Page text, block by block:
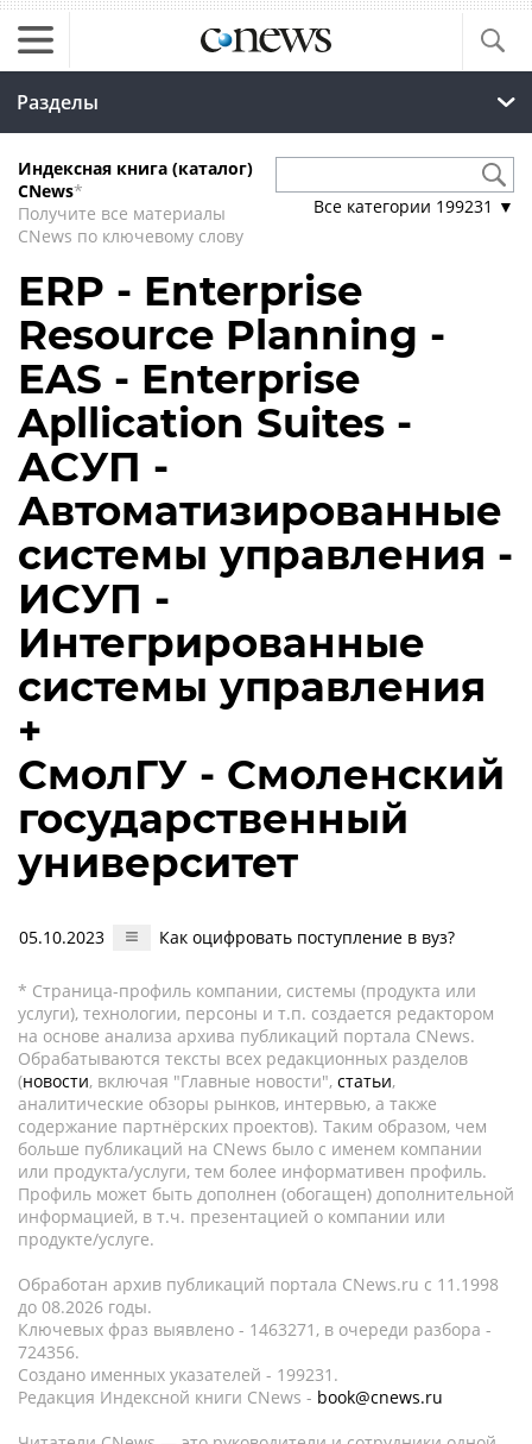
Разделы
Индексная книга (каталог)
CNews*
Получите все материалы
CNews по ключевому слову
Все категории 199231 ▼
ERP - Enterprise
Resource Planning -
EAS - Enterprise
Apllication Suites -
АСУП -
Автоматизированные
системы управления -
ИСУП -
Интегрированные
системы управления
+
СмолГУ - Смоленский
государственный
университет
05.10.2023 Как оцифровать поступление в вуз?
* Страница-профиль компании, системы (продукта или
услуги), технологии, персоны и т.п. создается редактором
на основе анализа архива публикаций портала CNews.
Обрабатываются тексты всех редакционных разделов
(новости, включая "Главные новости", статьи,
аналитические обзоры рынков, интервью, а также
содержание партнёрских проектов). Таким образом, чем
больше публикаций на CNews было с именем компании
или продукта/услуги, тем более информативен профиль.
Профиль может быть дополнен (обогащен) дополнительной
информацией, в т.ч. презентацией о компании или
продукте/услуге.
Обработан архив публикаций портала CNews.ru c 11.1998
до 08.2026 годы.
Ключевых фраз выявлено - 1463271, в очереди разбора -
724356.
Создано именных указателей - 199231.
Редакция Индексной книги CNews - book@cnews.ru